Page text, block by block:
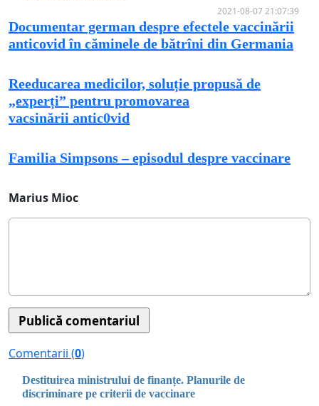
2021-08-07 21:07:39
Documentar german despre efectele vaccinării
anticovid în căminele de bătrîni din Germania
Reeducarea medicilor, soluție propusă de
„experți” pentru promovarea
vacsinării antic0vid
Familia Simpsons – episodul despre vaccinare
Marius Mioc
Comentarii (0)
Destituirea ministrului de finanțe. Planurile de
discriminare pe criterii de vaccinare